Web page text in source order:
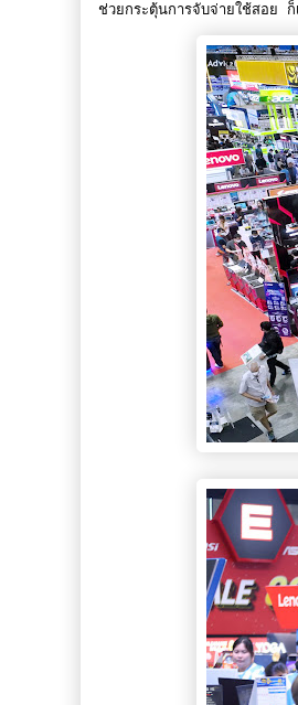
ช่วยกระตุ้นการจับจ่ายใช้สอย ก็